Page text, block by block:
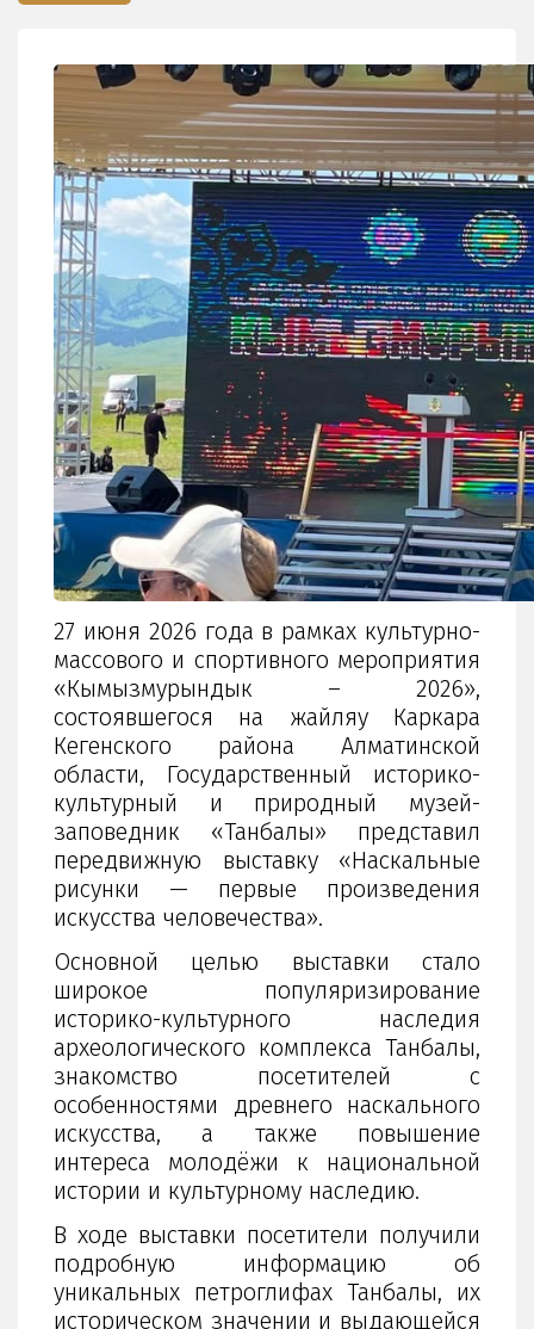
27 июня 2026 года в рамках культурно-
массового и спортивного мероприятия
«Кымызмурындык – 2026»,
состоявшегося на жайляу Каркара
Кегенского района Алматинской
области, Государственный историко-
культурный и природный музей-
заповедник «Танбалы» представил
передвижную выставку «Наскальные
рисунки — первые произведения
искусства человечества».
Основной целью выставки стало
широкое популяризирование
историко-культурного наследия
археологического комплекса Танбалы,
знакомство посетителей с
особенностями древнего наскального
искусства, а также повышение
интереса молодёжи к национальной
истории и культурному наследию.
В ходе выставки посетители получили
подробную информацию об
уникальных петроглифах Танбалы, их
историческом значении и выдающейся